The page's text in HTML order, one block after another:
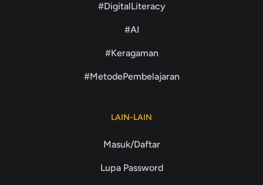
#DigitalLiteracy
#AI
#Keragaman
#MetodePembelajaran
LAIN-LAIN
Masuk/Daftar
Lupa Password